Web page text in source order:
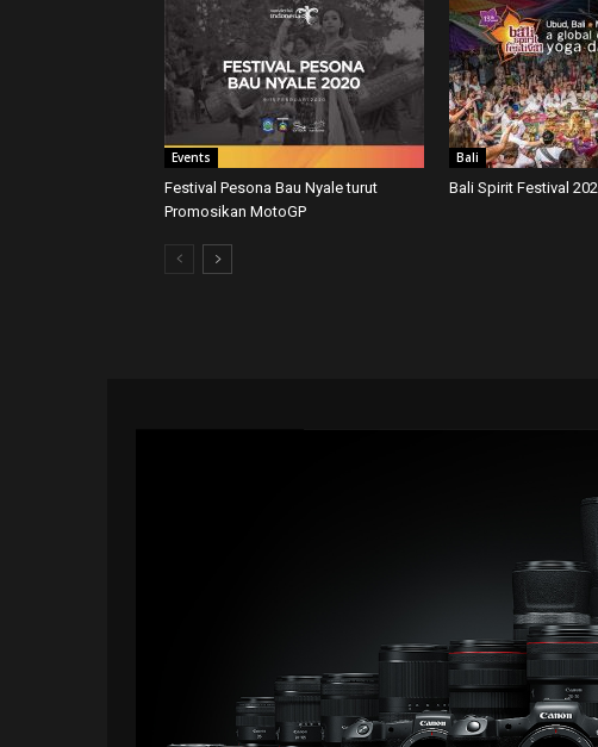
Events
Festival Pesona Bau Nyale turut
Promosikan MotoGP
Bali
Bali Spirit Festival